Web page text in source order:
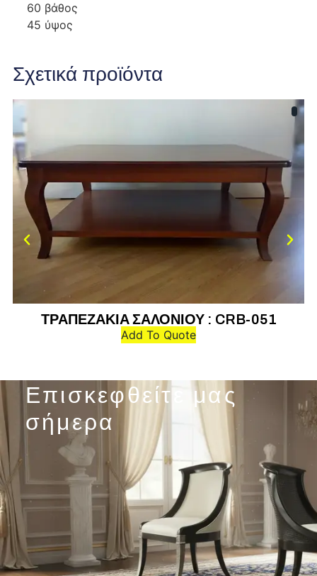
60 βάθος
45 ύψος
Σχετικά προϊόντα
ΤΡΑΠΕΖΑΚΙΑ ΣΑΛΟΝΙΟΥ : CRB-051
Add To Quote
Επισκεφθείτε μας
σήμερα